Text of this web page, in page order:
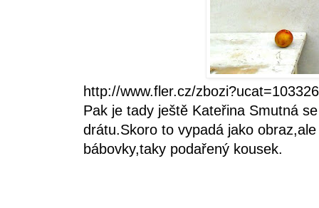
http://www.fler.cz/zbozi?ucat=103326
Pak je tady ještě Kateřina Smutná
drátu.Skoro to vypadá jako
bábovky,taky podařený kousek.